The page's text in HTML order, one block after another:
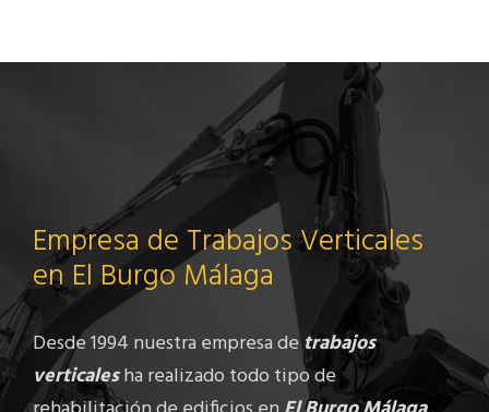
Empresa de Trabajos Verticales
en El Burgo Málaga
Desde 1994 nuestra empresa detrabajos
verticalesha realizado todo tipo de